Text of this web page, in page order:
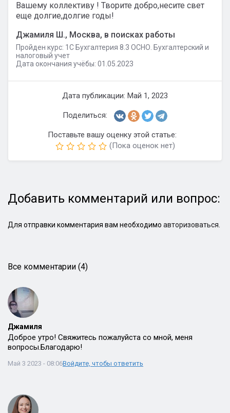
Вашему коллективу ! Творите добро,несите свет
еще долгие,долгие годы!
Джамиля Ш., Москва, в поисках работы
Пройден курс: 1C Бухгалтерия 8.3 ОСНО. Бухгалтерский и
налоговый учет
Дата окончания учёбы: 01.05.2023
Дата публикации: Май 1, 2023
Поделиться:
Поставьте вашу оценку этой статье:
(Пока оценок нет)
Добавить комментарий или вопрос:
Для отправки комментария вам необходимо авторизоваться
Все комментарии (4)
Джамиля
Доброе утро! Свяжитесь пожалуйста со мной, меня
вопросы.Благодарю!
Май 3 2023 - 08:06Войдите, чтобы ответить